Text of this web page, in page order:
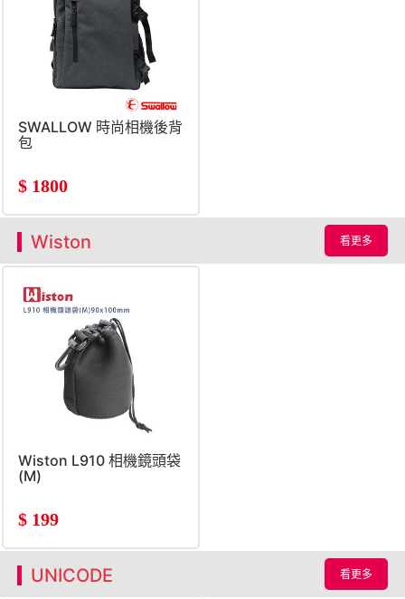
SWALLOW 時尚相機後背
包
$ 1800
Wiston 看更多
Wiston L910 相機鏡頭袋
(M)
$ 199
UNICODE 看更多